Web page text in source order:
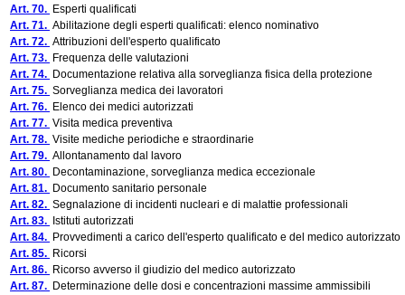
Art. 70. Esperti qualificati
Art. 71. Abilitazione degli esperti qualificati: elenco nominativo
Art. 72. Attribuzioni dell'esperto qualificato
Art. 73. Frequenza delle valutazioni
Art. 74. Documentazione relativa alla sorveglianza fisica della protezione
Art. 75. Sorveglianza medica dei lavoratori
Art. 76. Elenco dei medici autorizzati
Art. 77. Visita medica preventiva
Art. 78. Visite mediche periodiche e straordinarie
Art. 79. Allontanamento dal lavoro
Art. 80. Decontaminazione, sorveglianza medica eccezionale
Art. 81. Documento sanitario personale
Art. 82. Segnalazione di incidenti nucleari e di malattie professionali
Art. 83.
Istituti autorizzati
Art. 84. Provvedimenti a carico dell'esperto qualificato e del medico autorizzato
Art. 85. Ricorsi
Art. 86. Ricorso avverso il giudizio del medico autorizzato
Art. 87. Determinazione delle dosi e concentrazioni massime ammissibili